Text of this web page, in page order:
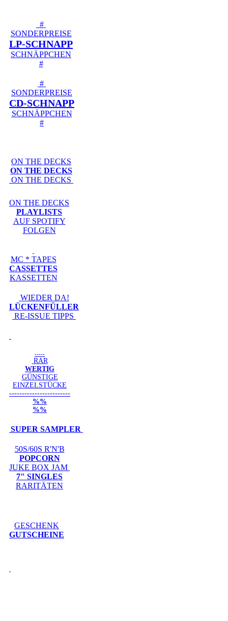
#
SONDERPREISE
LP-SCHNAPP
SCHNÄPPCHEN
#
#
SONDERPREISE
CD-SCHNAPP
SCHNÄPPCHEN
#
ON THE DECKS
ON THE DECKS
ON THE DECKS
ON THE DECKS
PLAYLISTS
AUF SPOTIFY
FOLGEN
MC * TAPES
CASSETTES
KASSETTEN
WIEDER DA!
LÜCKENFÜLLER
RE-ISSUE TIPPS
-----
RAR
WERTIG
GÜNSTIGE
EINZELSTÜCKE
------------------------
%%
%%
SUPER SAMPLER
50S/60S R'N'B
POPCORN
JUKE BOX JAM
7" SINGLES
RARITÄTEN
GESCHENK
GUTSCHEINE